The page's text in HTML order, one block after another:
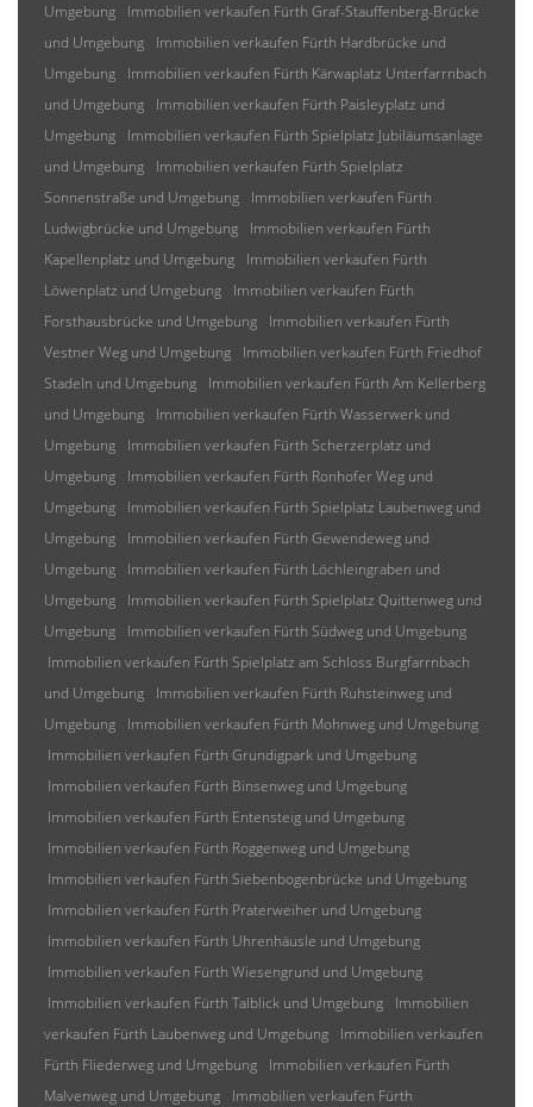
Umgebung
Immobilien verkaufen Fürth Graf-Stauffenberg-Brücke
und Umgebung
Immobilien verkaufen Fürth Hardbrücke und
Umgebung
Immobilien verkaufen Fürth Kärwaplatz Unterfarrnbach
und Umgebung
Immobilien verkaufen Fürth Paisleyplatz und
Umgebung
Immobilien verkaufen Fürth Spielplatz Jubiläumsanlage
und Umgebung
Immobilien verkaufen Fürth Spielplatz
Sonnenstraße und Umgebung
Immobilien verkaufen Fürth
Ludwigbrücke und Umgebung
Immobilien verkaufen Fürth
Kapellenplatz und Umgebung
Immobilien verkaufen Fürth
Löwenplatz und Umgebung
Immobilien verkaufen Fürth
Forsthausbrücke und Umgebung
Immobilien verkaufen Fürth
Vestner Weg und Umgebung
Immobilien verkaufen Fürth Friedhof
Stadeln und Umgebung
Immobilien verkaufen Fürth Am Kellerberg
und Umgebung
Immobilien verkaufen Fürth Wasserwerk und
Umgebung
Immobilien verkaufen Fürth Scherzerplatz und
Umgebung
Immobilien verkaufen Fürth Ronhofer Weg und
Umgebung
Immobilien verkaufen Fürth Spielplatz Laubenweg und
Umgebung
Immobilien verkaufen Fürth Gewendeweg und
Umgebung
Immobilien verkaufen Fürth Löchleingraben und
Umgebung
Immobilien verkaufen Fürth Spielplatz Quittenweg und
Umgebung
Immobilien verkaufen Fürth Südweg und Umgebung
Immobilien verkaufen Fürth Spielplatz am Schloss Burgfarrnbach
und Umgebung
Immobilien verkaufen Fürth Ruhsteinweg und
Umgebung
Immobilien verkaufen Fürth Mohnweg und Umgebung
Immobilien verkaufen Fürth Grundigpark und Umgebung
Immobilien verkaufen Fürth Binsenweg und Umgebung
Immobilien verkaufen Fürth Entensteig und Umgebung
Immobilien verkaufen Fürth Roggenweg und Umgebung
Immobilien verkaufen Fürth Siebenbogenbrücke und Umgebung
Immobilien verkaufen Fürth Praterweiher und Umgebung
Immobilien verkaufen Fürth Uhrenhäusle und Umgebung
Immobilien verkaufen Fürth Wiesengrund und Umgebung
Immobilien verkaufen Fürth Talblick und Umgebung
Immobilien
verkaufen Fürth Laubenweg und Umgebung
Immobilien verkaufen
Fürth Fliederweg und Umgebung
Immobilien verkaufen Fürth
Malvenweg und Umgebung
Immobilien verkaufen Fürth